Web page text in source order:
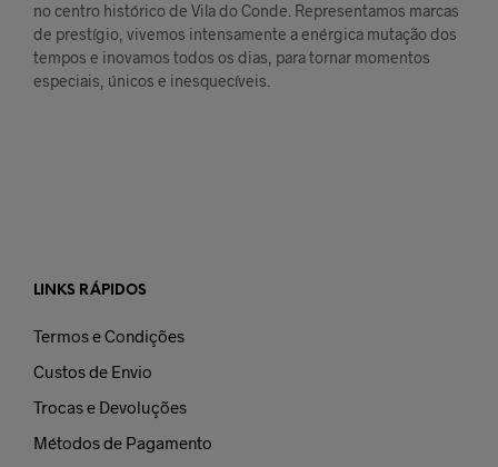
no centro histórico de Vila do Conde. Representamos marcas
de prestígio, vivemos intensamente a enérgica mutação dos
tempos e inovamos todos os dias, para tornar momentos
especiais, únicos e inesquecíveis.
LINKS RÁPIDOS
Termos e Condições
Custos de Envio
Trocas e Devoluções
Métodos de Pagamento